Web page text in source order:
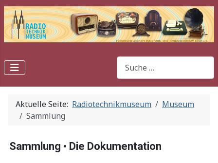
Suchen
Aktuelle Seite: Radiotechnikmuseum
Museum
Sammlung
Sammlung • Die Dokumentation